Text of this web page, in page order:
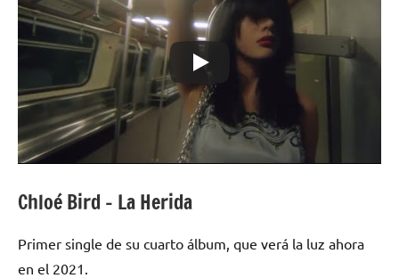
Chloé Bird – La Herida
Primer single de su cuarto álbum, que verá la luz ahora
en el 2021.